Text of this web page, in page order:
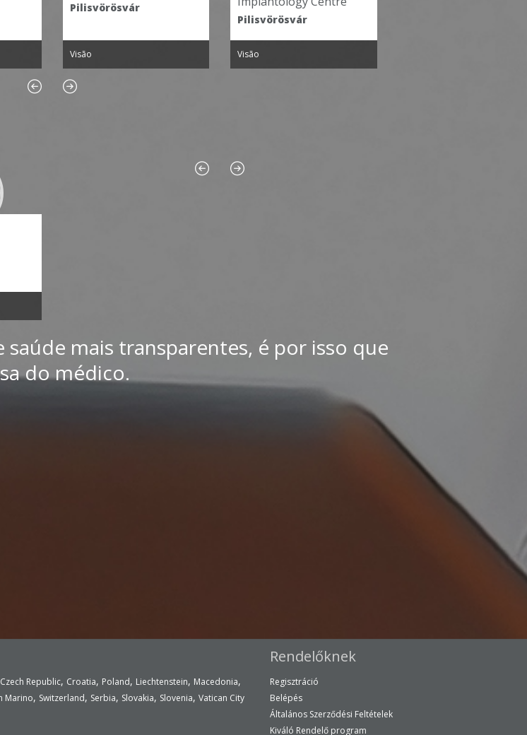
Visão
Pilisvörösvár
Visão
mais transparentes, é por isso que
do médico.
Czech Republic, Croatia, Poland, Liechtenstein, Macedonia,
Marino, Switzerland, Serbia, Slovakia, Slovenia, Vatican City
Rendelőknek
Regisztráció
Belépés
Általános Szerződési Feltételek
Kiváló Rendelő program